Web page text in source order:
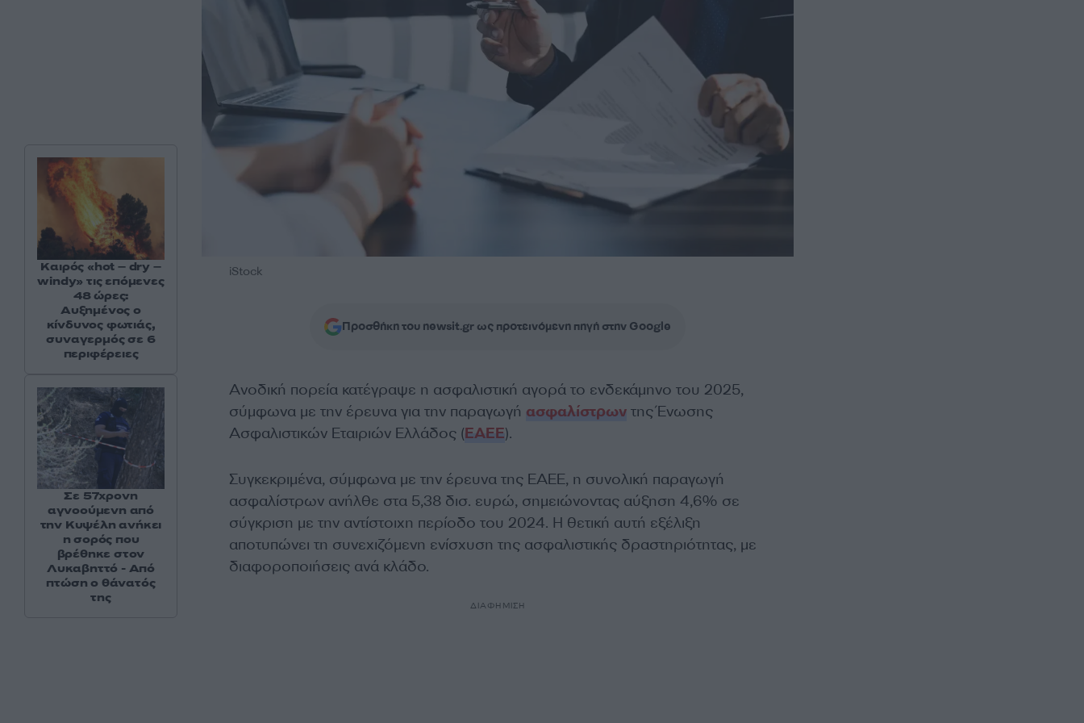
iStock
Προσθήκη του newsit.gr ως προτεινόμενη πηγή στην Google
Ανοδική πορεία κατέγραψε η ασφαλιστική αγορά το ενδεκάμηνο του 2025,
σύμφωνα με την έρευνα για την παραγωγή ασφαλίστρωντης Ένωσης
Ασφαλιστικών Εταιριών Ελλάδος (ΕΑΕΕ).
Συγκεκριμένα, σύμφωνα με την έρευνα της ΕΑΕΕ, η συνολική παραγωγή
ασφαλίστρων ανήλθε στα 5,38 δισ. ευρώ, σημειώνοντας αύξηση 4,6% σε
σύγκριση με την αντίστοιχη περίοδο του 2024. Η θετική αυτή εξέλιξη
αποτυπώνει τη συνεχιζόμενη ενίσχυση της ασφαλιστικής δραστηριότητας, με
διαφοροποιήσεις ανά κλάδο.
ΔΙΑΦΗΜΙΣΗ
Καιρός «hot – dry –
windy» τις επόμενες
48 ώρες:
Αυξημένος ο
κίνδυνος φωτιάς,
συναγερμός σε 6
περιφέρειες
Σε 57χρονη
αγνοούμενη από
την Κυψέλη ανήκει
η σορός που
βρέθηκε στον
Λυκαβηττό - Από
πτώση ο θάνατός
της